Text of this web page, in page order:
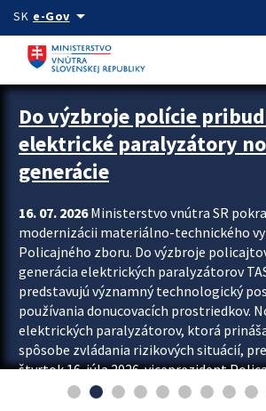
Preskocit na hlavný obsah
SK e-Govarrow_drop_down
Zastavit automatický posun upútavok
Do výzbroje polície
elektrické paralyzátory
generácie
16. 07. 2026Ministerstvo vnútra SR
modernizácii materiálno-technického
Policajného zboru. Do výzbroje
generácia elektrických paralyzátorov
predstavujú významný technologický
používania donucovacích prostriedkov.
elektrických paralyzátorov, ktorá
spôsobe zvládania rizikových situácií,
štvrtok 16. júla 2026 viceprezident
Rastislav Polakovič a riaditeľ odboru